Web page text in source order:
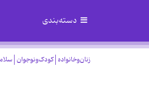
دسته‌بندی
زنان‌وخانواده کودک‌ونوجوان